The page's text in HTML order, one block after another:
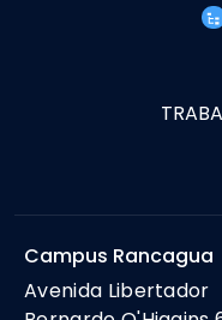
Campus Rancagua
Avenida Libertador